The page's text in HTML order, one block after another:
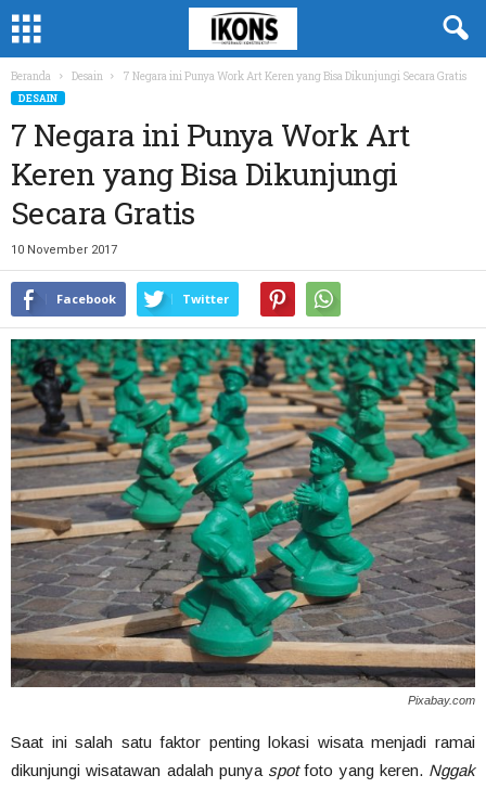
Beranda Desain 7 Negara ini Punya Work Art Keren yang Bisa Dikunjungi Secara Gratis
DESAIN
7 Negara ini Punya Work Art
Keren yang Bisa Dikunjungi
Secara Gratis
10 November 2017
Facebook Twitter
Pixabay.com
Saat ini salah satu faktor penting lokasi wisata menjadi ramai
dikunjungi wisatawan adalah punya spotfoto yang keren. Nggak